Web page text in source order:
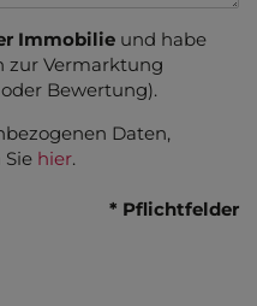
Immobilie und habe
zur Vermarktung
Bewertung).
Daten,
hier.
* Pflichtfelder